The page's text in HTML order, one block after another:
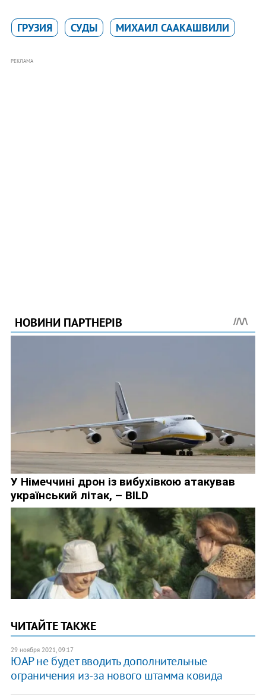
ГРУЗИЯ СУДЫ МИХАИЛ СААКАШВИЛИ
РЕКЛАМА
ЧИТАЙТЕ ТАКЖЕ
29 ноября 2021, 09:17
ЮАР не будет вводить дополнительные
ограничения из-за нового штамма ковида